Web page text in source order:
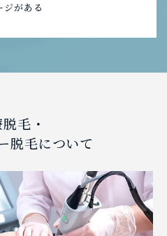
ジがある
毛・
脱毛について